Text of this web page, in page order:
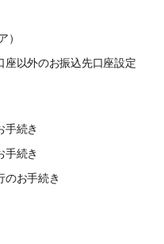
）
座以外のお振込先口座設定
手続き
手続き
のお手続き